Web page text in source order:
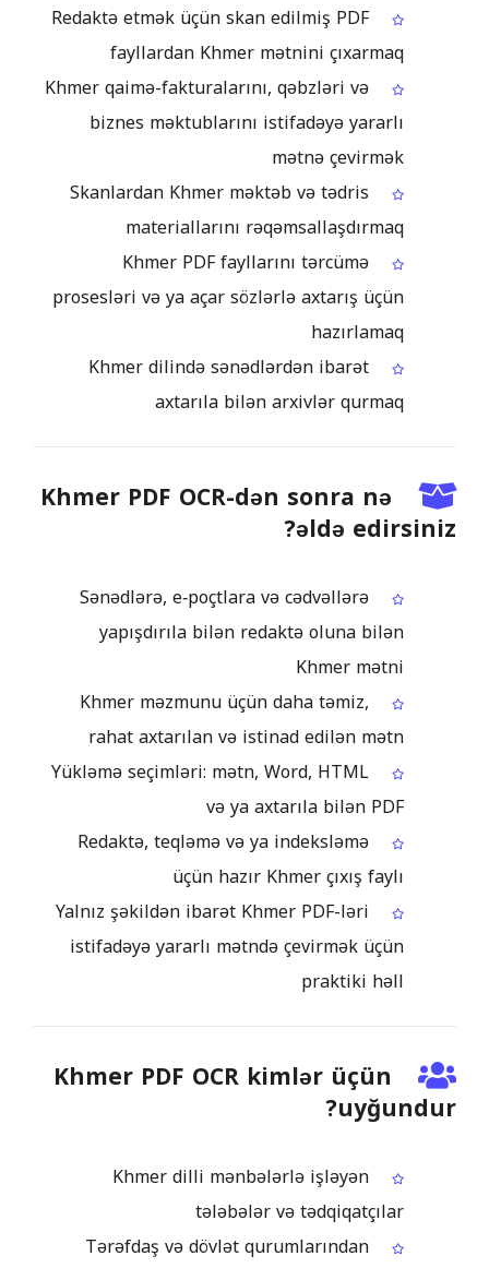
Redaktə etmək üçün skan edilmiş PDF
fayllardan Khmer mətnini çıxarmaq
Khmer qaimə-fakturalarını, qəbzləri və
biznes məktublarını istifadəyə yararlı
mətnə çevirmək
Skanlardan Khmer məktəb və tədris
materiallarını rəqəmsallaşdırmaq
Khmer PDF fayllarını tərcümə
prosesləri və ya açar sözlərlə axtarış üçün
hazırlamaq
Khmer dilində sənədlərdən ibarət
axtarıla bilən arxivlər qurmaq
Khmer PDF OCR-dən sonra nə
əldə edirsiniz?
Sənədlərə, e‑poçtlara və cədvəllərə
yapışdırıla bilən redaktə oluna bilən
Khmer mətni
Khmer məzmunu üçün daha təmiz,
rahat axtarılan və istinad edilən mətn
Yükləmə seçimləri: mətn, Word, HTML
və ya axtarıla bilən PDF
Redaktə, teqləmə və ya indeksləmə
üçün hazır Khmer çıxış faylı
Yalnız şəkildən ibarət Khmer PDF-ləri
istifadəyə yararlı mətndə çevirmək üçün
praktiki həll
Khmer PDF OCR kimlər üçün
uyğundur?
Khmer dilli mənbələrlə işləyən
tələbələr və tədqiqatçılar
Tərəfdaş və dövlət qurumlarından